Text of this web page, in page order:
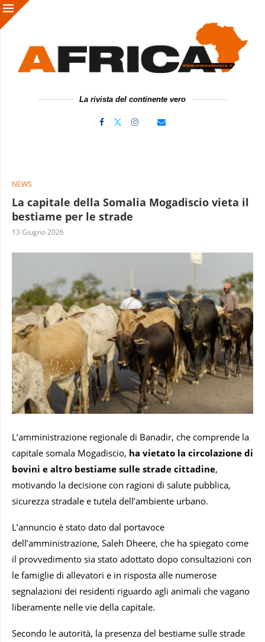
La rivista del continente vero
NEWS
La capitale della Somalia Mogadiscio vieta il
bestiame per le strade
13 Giugno 2026
L’amministrazione regionale di Banadir, che comprende la
capitale somala Mogadiscio, ha vietato la circolazione di
bovini e altro bestiame sulle strade cittadine,
motivando la decisione con ragioni di salute pubblica,
sicurezza stradale e tutela dell’ambiente urbano.
L’annuncio è stato dato dal portavoce
dell’amministrazione, Saleh Dheere, che ha spiegato come
il provvedimento sia stato adottato dopo consultazioni con
le famiglie di allevatori e in risposta alle numerose
segnalazioni dei residenti riguardo agli animali che vagano
liberamente nelle vie della capitale.
Secondo le autorità, la presenza del bestiame sulle strade